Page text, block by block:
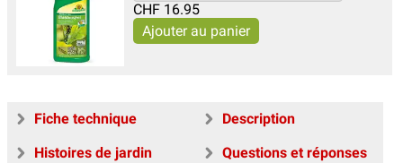
CHF 16.95
Fiche technique
Description
Histoires de jardin
Questions et réponses